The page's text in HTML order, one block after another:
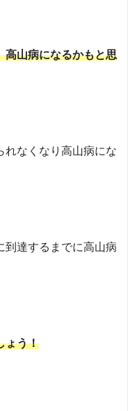
高山病になるかもと思
れなくなり高山病にな
到達するまでに高山病
ょう！